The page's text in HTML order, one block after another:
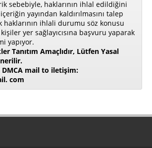
sebebiyle, haklarının ihlal edildiğini
yayından kaldırılmasını talep
ihlali durumu söz konusu
yer sağlayıcısına başvuru yaparak
yapıyor.
Tanıtım Amaçlıdır, Lütfen Yasal
DMCA mail to iletişim:
com